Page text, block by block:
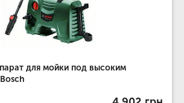
для мойки под высоким